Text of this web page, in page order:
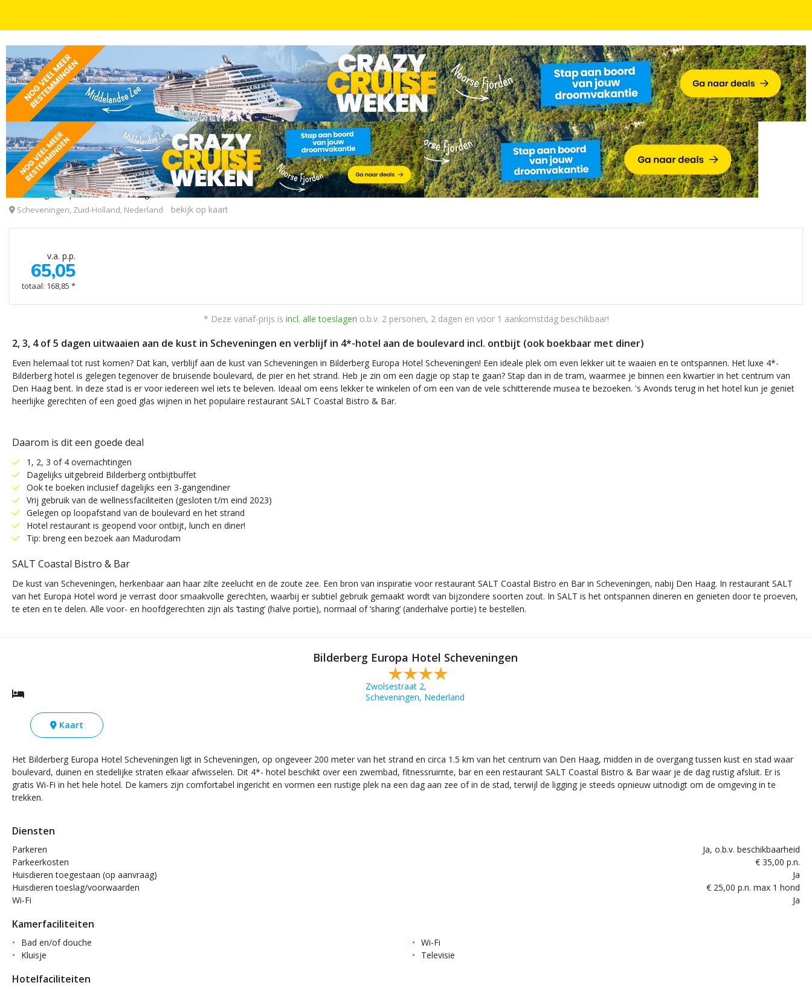
AAN OF NABIJ DE KUST 2, 3, 4 OF 5 DAGEN INCL. ONTBIJT
4*-hotel aan de boulevard van Scheveningen incl. ontbijt
Bilderberg Europa Hotel Scheveningen
Scheveningen, Zuid-Holland, Nederland bekijk op kaart
v.a. p.p.
65,05
totaal: 168,85 *
* Deze vanaf-prijs is incl. alle toeslagen o.b.v. 2 personen, 2 dagen en voor 1 aankomstdag beschikbaar!
2, 3, 4 of 5 dagen uitwaaien aan de kust in Scheveningen en verblijf in 4*-hotel aan de boulevard incl. ontbijt (ook boekbaar met diner)
Even helemaal tot rust komen? Dat kan, verblijf aan de kust van Scheveningen in Bilderberg Europa Hotel Scheveningen! Een ideale plek om even lekker uit te waaien en te ontspannen. Het luxe 4*-
Bilderberg hotel is gelegen tegenover de bruisende boulevard, de pier en het strand. Heb je zin om een dagje op stap te gaan? Stap dan in de tram, waarmee je binnen een kwartier in het centrum van
Den Haag bent. In deze stad is er voor iedereen wel iets te beleven. Ideaal om eens lekker te winkelen of om een van de vele schitterende musea te bezoeken. 's Avonds terug in het hotel kun je geniet
heerlijke gerechten of een goed glas wijnen in het populaire restaurant SALT Coastal Bistro & Bar.
Daarom is dit een goede deal
1, 2, 3 of 4 overnachtingen
Dagelijks uitgebreid Bilderberg ontbijtbuffet
Ook te boeken inclusief dagelijks een 3-gangendiner
Vrij gebruik van de wellnessfaciliteiten (gesloten t/m eind 2023)
Gelegen op loopafstand van de boulevard en het strand
Hotel restaurant is geopend voor ontbijt, lunch en diner!
Tip: breng een bezoek aan Madurodam
SALT Coastal Bistro & Bar
De kust van Scheveningen, herkenbaar aan haar zilte zeelucht en de zoute zee. Een bron van inspiratie voor restaurant SALT Coastal Bistro en Bar in Scheveningen, nabij Den Haag. In restaurant SALT
van het Europa Hotel word je verrast door smaakvolle gerechten, waarbij er subtiel gebruik gemaakt wordt van bijzondere soorten zout. In SALT is het ontspannen dineren en genieten door te proeven,
te eten en te delen. Alle voor- en hoofdgerechten zijn als ‘tasting’ (halve portie), normaal of ‘sharing’ (anderhalve portie) te bestellen.
Bilderberg Europa Hotel Scheveningen
Zwolsestraat 2,
Scheveningen, Nederland
Kaart
Het Bilderberg Europa Hotel Scheveningen ligt in Scheveningen, op ongeveer 200 meter van het strand en circa 1.5 km van het centrum van Den Haag, midden in de overgang tussen kust en stad waar
boulevard, duinen en stedelijke straten elkaar afwisselen. Dit 4*- hotel beschikt over een zwembad, fitnessruimte, bar en een restaurant SALT Coastal Bistro & Bar waar je de dag rustig afsluit. Er is
gratis Wi-Fi in het hele hotel. De kamers zijn comfortabel ingericht en vormen een rustige plek na een dag aan zee of in de stad, terwijl de ligging je steeds opnieuw uitnodigt om de omgeving in te
trekken.
Diensten
Parkeren
Ja, o.b.v. beschikbaarheid
Parkeerkosten
€ 35,00 p.n.
Huisdieren toegestaan (op aanvraag)
Ja
Huisdieren toeslag/voorwaarden
€ 25,00 p.n. max 1 hond
Wi-Fi
Ja
Kamerfaciliteiten
Bad en/of douche
Wi-Fi
Kluisje
Televisie
Hotelfaciliteiten